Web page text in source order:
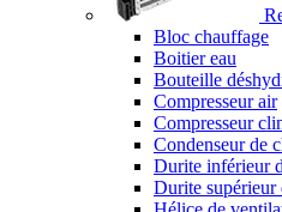
Bloc chauffage
Boitier eau
Bouteille
Compresseur air
Compresseur
Condenseur de
Durite inférieur
Durite supérieur